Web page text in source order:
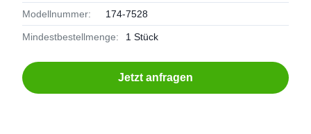
Modellnummer: 174-7528
Mindestbestellmenge: 1 Stück
Jetzt anfragen